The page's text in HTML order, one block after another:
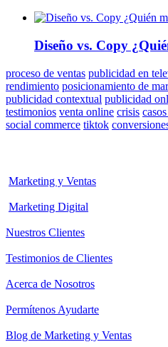
Diseño vs. Copy
proceso de ventas publicidad en
rendimiento posicionamiento de
publicidad contextual publicidad
testimonios venta online crisis
social commerce tiktok
Marketing y Ventas
Marketing Digital
Nuestros Clientes
Testimonios de Clientes
Acerca de Nosotros
Permítenos Ayudarte
Blog de Marketing y Ventas